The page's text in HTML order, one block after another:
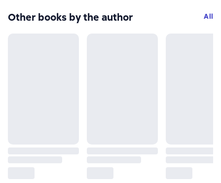
Other books by the author All